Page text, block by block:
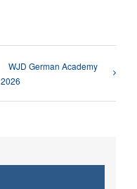
WJD German Academy
2026